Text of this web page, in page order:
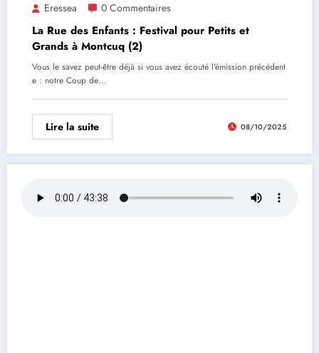
Eressea 0 Commentaires
La Rue des Enfants : Festival pour Petits et
Grands à Montcuq (2)
Vous le savez peut-être déjà si vous avez écouté l'émission précédent
e : notre Coup de…
Lire la suite 08/10/2025